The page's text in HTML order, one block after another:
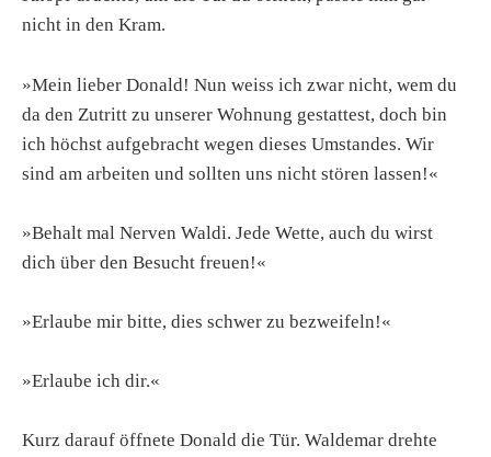
nicht in den Kram.
»Mein lieber Donald! Nun weiss ich zwar nicht, wem du
da den Zutritt zu unserer Wohnung gestattest, doch bin
ich höchst aufgebracht wegen dieses Umstandes. Wir
sind am arbeiten und sollten uns nicht stören lassen!«
»Behalt mal Nerven Waldi. Jede Wette, auch du wirst
dich über den Besucht freuen!«
»Erlaube mir bitte, dies schwer zu bezweifeln!«
»Erlaube ich dir.«
Kurz darauf öffnete Donald die Tür. Waldemar drehte